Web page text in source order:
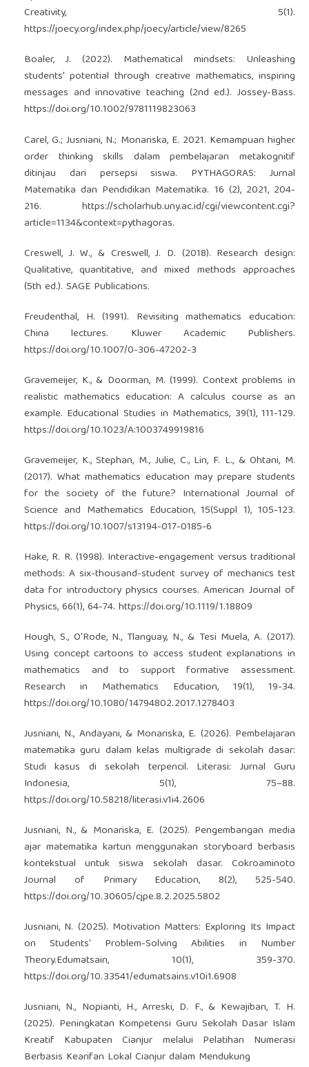
Creativity, 5(1).
https://joecy.org/index.php/joecy/article/view/8265
Boaler, J. (2022). Mathematical mindsets: Unleashing
students' potential through creative mathematics, inspiring
messages and innovative teaching (2nd ed.). Jossey-Bass.
https://doi.org/10.1002/9781119823063
Carel, G.; Jusniani, N.; Monariska, E. 2021. Kemampuan higher
order thinking skills dalam pembelajaran metakognitif
ditinjau dari persepsi siswa. PYTHAGORAS: Jurnal
Matematika dan Pendidikan Matematika. 16 (2), 2021, 204-
216.https://scholarhub.uny.ac.id/cgi/viewcontent.cgi?
article=1134&context=pythagoras.
Creswell, J. W., & Creswell, J. D. (2018). Research design:
Qualitative, quantitative, and mixed methods approaches
(5th ed.). SAGE Publications.
Freudenthal, H. (1991). Revisiting mathematics education:
China lectures. Kluwer Academic Publishers.
https://doi.org/10.1007/0-306-47202-3
Gravemeijer, K., & Doorman, M. (1999). Context problems in
realistic mathematics education: A calculus course as an
example. Educational Studies in Mathematics, 39(1), 111-129.
https://doi.org/10.1023/A:1003749919816
Gravemeijer, K., Stephan, M., Julie, C., Lin, F. L., & Ohtani, M.
(2017). What mathematics education may prepare students
for the society of the future? International Journal of
Science and Mathematics Education, 15(Suppl 1), 105-123.
https://doi.org/10.1007/s13194-017-0185-6
Hake, R. R. (1998). Interactive-engagement versus traditional
methods: A six-thousand-student survey of mechanics test
data for introductory physics courses. American Journal of
Physics, 66(1), 64-74. https://doi.org/10.1119/1.18809
Hough, S., O'Rode, N., Tlanguay, N., & Tesi Muela, A. (2017).
Using concept cartoons to access student explanations in
mathematics and to support formative assessment.
Research in Mathematics Education, 19(1), 19-34.
https://doi.org/10.1080/14794802.2017.1278403
Jusniani, N., Andayani, & Monariska, E. (2026). Pembelajaran
matematika guru dalam kelas multigrade di sekolah dasar:
Studi kasus di sekolah terpencil. Literasi: Jurnal Guru
Indonesia, 5(1), 75–88.
https://doi.org/10.58218/literasi.v1i4.2606
Jusniani, N., & Monariska, E. (2025). Pengembangan media
ajar matematika kartun menggunakan storyboard berbasis
kontekstual untuk siswa sekolah dasar. Cokroaminoto
Journal of Primary Education, 8(2), 525-540.
https://doi.org/10.30605/cjpe.8.2.2025.5802
Jusniani, N. (2025). Motivation Matters: Exploring Its Impact
on Students' Problem-Solving Abilities in Number
Theory.Edumatsain, 10(1), 359-370.
https://doi.org/10.33541/edumatsains.v10i1.6908
Jusniani, N., Nopianti, H., Arreski, D. F., & Kewajiban, T. H.
(2025). Peningkatan Kompetensi Guru Sekolah Dasar Islam
Kreatif Kabupaten Cianjur melalui Pelatihan Numerasi
Berbasis Kearifan Lokal Cianjur dalam Mendukung